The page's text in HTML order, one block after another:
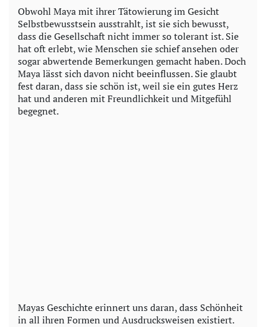
Obwohl Maya mit ihrer Tätowierung im Gesicht
Selbstbewusstsein ausstrahlt, ist sie sich bewusst,
dass die Gesellschaft nicht immer so tolerant ist. Sie
hat oft erlebt, wie Menschen sie schief ansehen oder
sogar abwertende Bemerkungen gemacht haben. Doch
Maya lässt sich davon nicht beeinflussen. Sie glaubt
fest daran, dass sie schön ist, weil sie ein gutes Herz
hat und anderen mit Freundlichkeit und Mitgefühl
begegnet.
Mayas Geschichte erinnert uns daran, dass Schönheit
in all ihren Formen und Ausdrucksweisen existiert.